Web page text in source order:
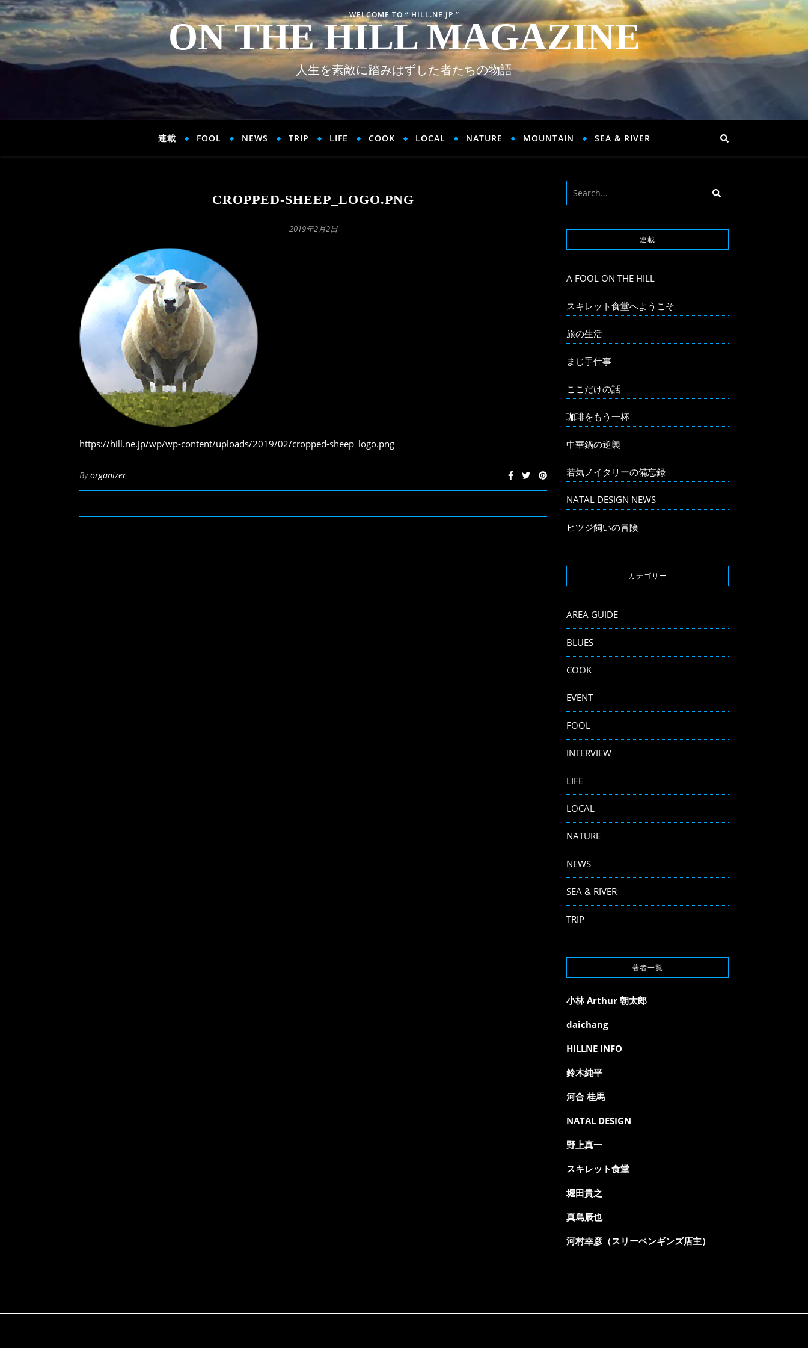
WELCOME TO “ HILL.NE.JP ”
ON THE HILL MAGAZINE
人生を素敵に踏みはずした者たちの物語
連載 FOOL NEWS TRIP LIFE COOK LOCAL NATURE MOUNTAIN SEA & RIVER
CROPPED-SHEEP_LOGO.PNG
2019年2月2日
https://hill.ne.jp/wp/wp-content/uploads/2019/02/cropped-sheep_logo.png
Byorganizer
連載
A FOOL ON THE HILL
スキレット食堂へようこそ
旅の生活
まじ手仕事
ここだけの話
珈琲をもう一杯
中華鍋の逆襲
若気ノイタリーの備忘録
NATAL DESIGN NEWS
ヒツジ飼いの冒険
カテゴリー
AREA GUIDE
BLUES
COOK
EVENT
FOOL
INTERVIEW
LIFE
LOCAL
NATURE
NEWS
SEA & RIVER
TRIP
著者一覧
小林 Arthur 朝太郎
daichang
HILLNE INFO
鈴木純平
河合 桂馬
NATAL DESIGN
野上真一
スキレット食堂
堀田貴之
真島辰也
河村幸彦（スリーペンギンズ店主）